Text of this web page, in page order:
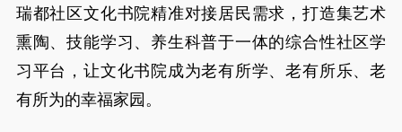
瑞都社区文化书院精准对接居民需求，打造集艺术
熏陶、技能学习、养生科普于一体的综合性社区学
习平台，让文化书院成为老有所学、老有所乐、老
有所为的幸福家园。